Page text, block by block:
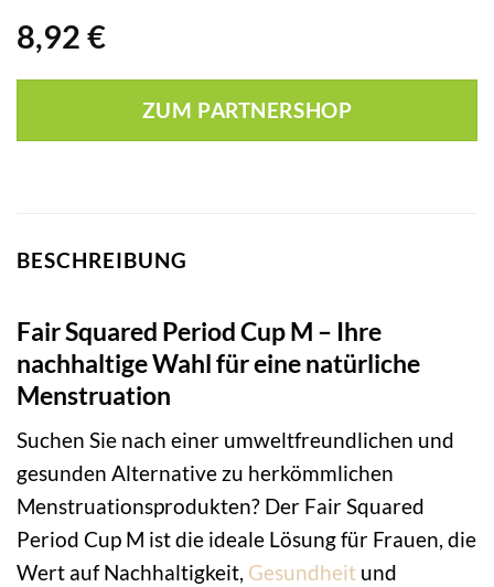
8,92 €
ZUM PARTNERSHOP
BESCHREIBUNG
Fair Squared Period Cup M – Ihre
nachhaltige Wahl für eine natürliche
Menstruation
Suchen Sie nach einer umweltfreundlichen und
gesunden Alternative zu herkömmlichen
Menstruationsprodukten? Der Fair Squared
Period Cup M ist die ideale Lösung für Frauen, die
Wert auf Nachhaltigkeit, Gesundheit und